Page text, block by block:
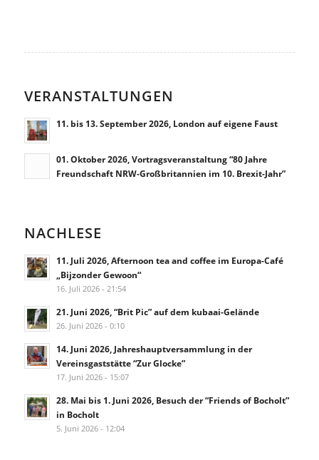
VERANSTALTUNGEN
11. bis 13. September 2026, London auf eigene Faust
01. Oktober 2026, Vortragsveranstaltung “80 Jahre
Freundschaft NRW-Großbritannien im 10. Brexit-Jahr”
NACHLESE
11. Juli 2026, Afternoon tea and coffee im Europa-Café
„Bijzonder Gewoon“
16. Juli 2026 - 21:54
21. Juni 2026, “Brit Pic” auf dem kubaai-Gelände
26. Juni 2026 - 0:10
14. Juni 2026, Jahreshauptversammlung in der
Vereinsgaststätte “Zur Glocke”
17. Juni 2026 - 15:07
28. Mai bis 1. Juni 2026, Besuch der “Friends of Bocholt”
in Bocholt
5. Juni 2026 - 12:04